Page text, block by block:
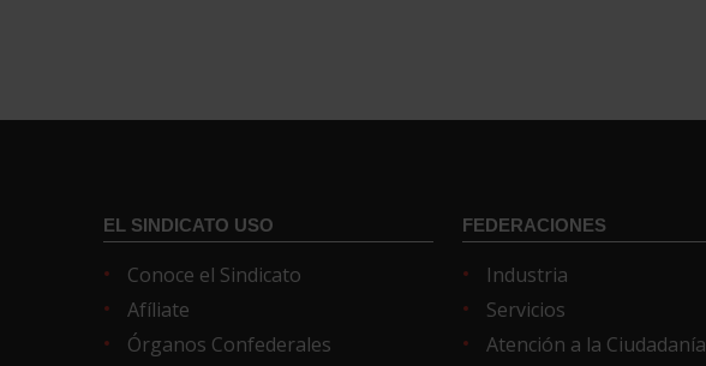
EL SINDICATO USO
Conoce el Sindicato
Afíliate
Órganos Confederales
FEDERACIONES
Industria
Servicios
Atención a la Ciudadanía